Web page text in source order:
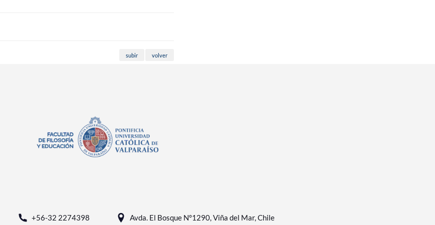
subir volver
+56-32 2274398 Avda. El Bosque N°1290, Viña del Mar, Chile